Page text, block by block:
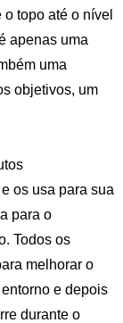
topo até o nível
apenas uma
uma
objetivos, um
os usa para sua
para o
Todos os
melhorar o
e depois
durante o